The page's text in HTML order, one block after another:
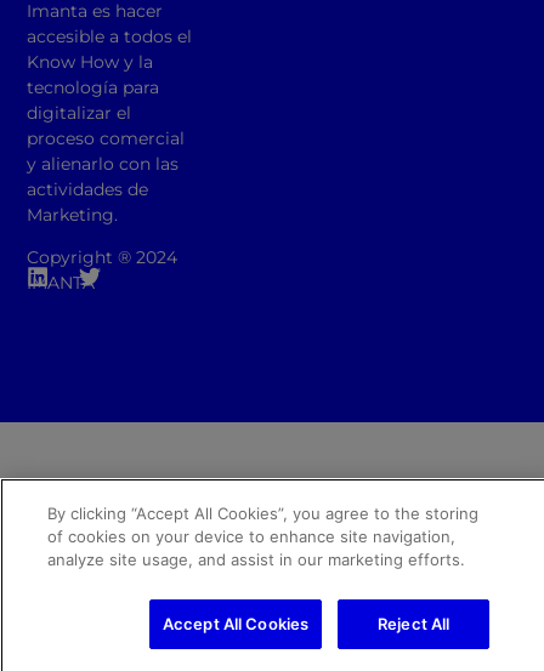
Imanta es hacer
accesible a todos el
Know How y la
tecnología para
digitalizar el
proceso comercial
y alienarlo con las
actividades de
Marketing.
Copyright ® 2024
IMANTA
By clicking “Accept All Cookies”, you agree to the storing
of cookies on your device to enhance site navigation,
analyze site usage, and assist in our marketing efforts.
Reject All
Accept All Cookies